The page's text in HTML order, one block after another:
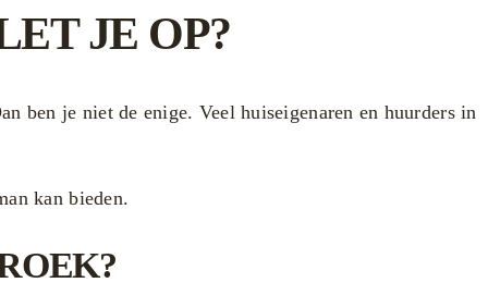
JE OP?
ben je niet de enige. Veel huiseigenaren en huurders in
kan bieden.